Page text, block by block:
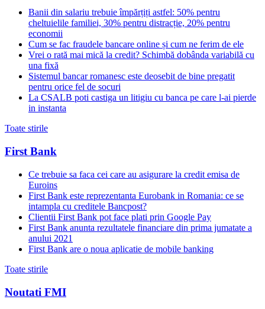
Banii din salariu trebuie împărțiți astfel: 50% pentru
cheltuielile familiei, 30% pentru distracție, 20% pentru
economii
Cum se fac fraudele bancare online și cum ne ferim de ele
Vrei o rată mai mică la credit? Schimbă dobânda variabilă cu
una fixă
Sistemul bancar romanesc este deosebit de bine pregatit
pentru orice fel de socuri
La CSALB poti castiga un litigiu cu banca pe care l-ai pierde
in instanta
Toate stirile
First Bank
Ce trebuie sa faca cei care au asigurare la credit emisa de
Euroins
First Bank este reprezentanta Eurobank in Romania: ce se
intampla cu creditele Bancpost?
Clientii First Bank pot face plati prin Google Pay
First Bank anunta rezultatele financiare din prima jumatate a
anului 2021
First Bank are o noua aplicatie de mobile banking
Toate stirile
Noutati FMI